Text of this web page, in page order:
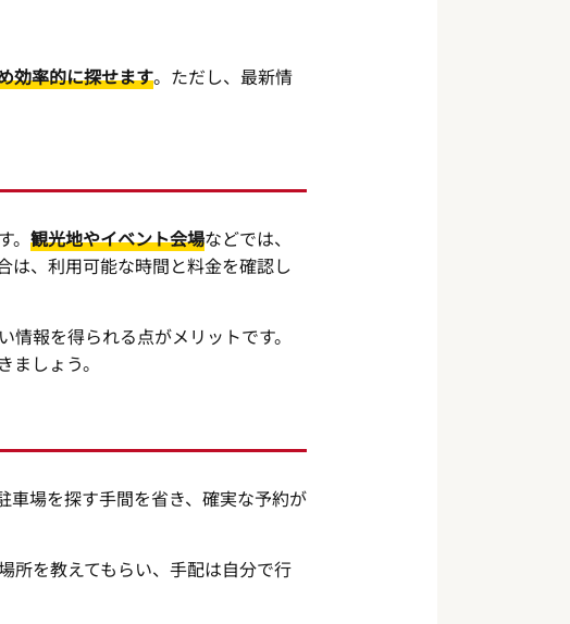
効率的に探せます。ただし、最新情
観光地やイベント会場などでは、
は、利用可能な時間と料金を確認し
報を得られる点がメリットです。
しょう。
車場を探す手間を省き、確実な予約が
所を教えてもらい、手配は自分で行